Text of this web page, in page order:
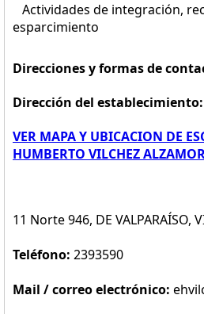
Actividades de integración,
esparcimiento
Direcciones y formas de
Dirección del establecimiento:
VER MAPA Y UBICACION DE
HUMBERTO VILCHEZ
11 Norte 946, DE VALPARAÍSO,
Teléfono: 2393590
Mail / correo electrónico: